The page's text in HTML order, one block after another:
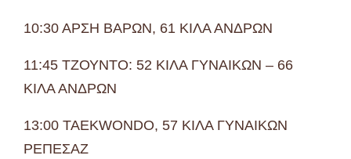
10:30 ΑΡΣΗ ΒΑΡΩΝ, 61 ΚΙΛΑ ΑΝΔΡΩΝ
11:45 ΤΖΟΥΝΤΟ: 52 ΚΙΛΑ ΓΥΝΑΙΚΩΝ – 66
ΚΙΛΑ ΑΝΔΡΩΝ
13:00 TAEKWONDO, 57 ΚΙΛΑ ΓΥΝΑΙΚΩΝ
ΡΕΠΕΣΑΖ